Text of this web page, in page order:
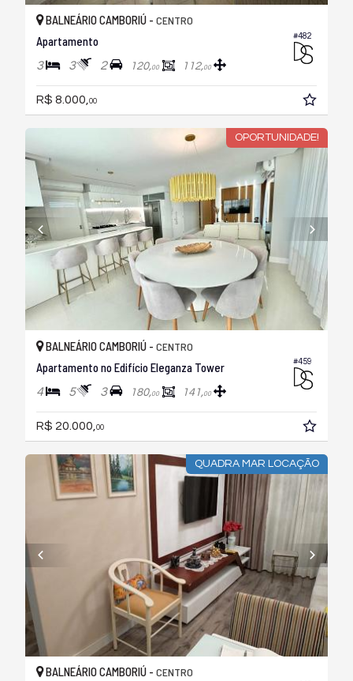
#482
BALNEÁRIO CAMBORIÚ - CENTRO
Apartamento
3 3 2 120,00 112,00
R$ 8.000,00
OPORTUNIDADE!
#459
BALNEÁRIO CAMBORIÚ - CENTRO
Apartamento no Edifício Eleganza Tower
4 5 3 180,00 141,00
R$ 20.000, 00
QUADRA MAR LOCAÇÃO
BALNEÁRIO CAMBORIÚ - CENTRO